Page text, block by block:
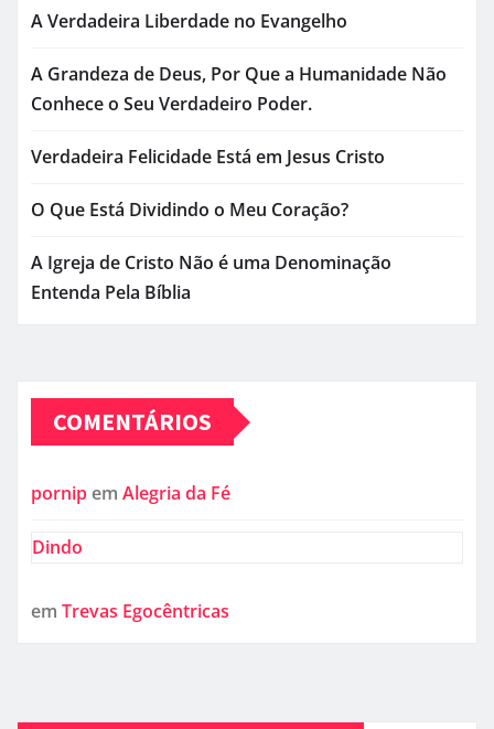
A Verdadeira Liberdade no Evangelho
A Grandeza de Deus, Por Que a Humanidade Não
Conhece o Seu Verdadeiro Poder.
Verdadeira Felicidade Está em Jesus Cristo
O Que Está Dividindo o Meu Coração?
A Igreja de Cristo Não é uma Denominação
Entenda Pela Bíblia
COMENTÁRIOS
pornip em Alegria da Fé
Dindo
em Trevas Egocêntricas